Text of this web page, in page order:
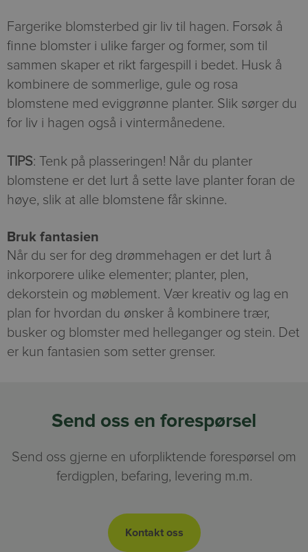
Fargerike blomsterbed gir liv til hagen. Forsøk å
finne blomster i ulike farger og former, som til
sammen skaper et rikt fargespill i bedet. Husk å
kombinere de sommerlige, gule og rosa
blomstene med eviggrønne planter. Slik sørger du
for liv i hagen også i vintermånedene.
TIPS: Tenk på plasseringen! Når du planter
blomstene er det lurt å sette lave planter foran de
høye, slik at alle blomstene får skinne.
Bruk fantasien
Når du ser for deg drømmehagen er det lurt å
inkorporere ulike elementer; planter, plen,
dekorstein og møblement. Vær kreativ og lag en
plan for hvordan du ønsker å kombinere trær,
busker og blomster med helleganger og stein. Det
er kun fantasien som setter grenser.
Send oss en forespørsel
Send oss gjerne en uforpliktende forespørsel om
ferdigplen, befaring, levering m.m.